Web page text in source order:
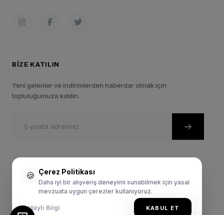
BIZE KATILIN
Yeni gelenler ve indirimlerden haberdar olmak için
topluluğumuza katılın.
© 2024 Sportie.com.tr. Tüm Hakları Saklıdır.
Gizlilik Politikası
Satış Sözleşmesi Kullanım Şartları
🍪 Çerez Politikası
Daha iyi bir alışveriş deneyimi sunabilmek için yasal
mevzuata uygun çerezler kullanıyoruz.
Detaylı Bilgi KABUL ET